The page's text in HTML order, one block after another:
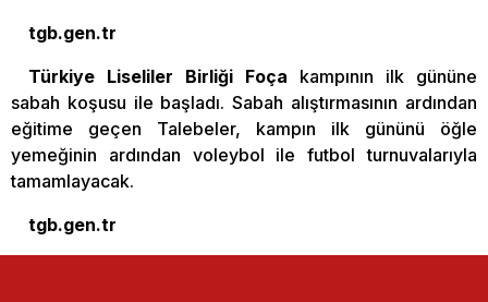
tgb.gen.tr
Türkiye Liseliler Birliği Foça kampının ilk gününe
sabah koşusu ile başladı. Sabah alıştırmasının ardından
eğitime geçen Talebeler, kampın ilk gününü öğle
yemeğinin ardından voleybol ile futbol turnuvalarıyla
tamamlayacak.
tgb.gen.tr